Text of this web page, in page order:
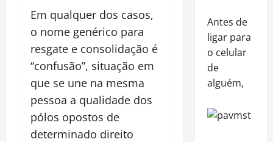
Em qualquer dos casos,
o nome genérico para
resgate e consolidação é
“confusão”, situação em
que se une na mesma
pessoa a qualidade dos
pólos opostos de
determinado direito
Antes de
ligar para
o celular
de
alguém,